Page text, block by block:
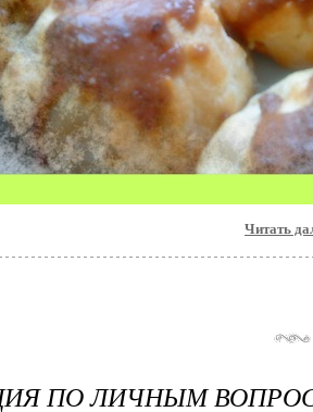
Читать
ПО ЛИЧНЫМ